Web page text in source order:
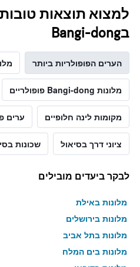
למצוא תוצאות
בBangi-dong
הערים הפופולריות ביותר
מלונות Bangi-dong פופולריים
מקומות לינה חלופיים ערים
ציוני דרך בסיאול שכונות
לבקר ביעדים מובילים
מלונות באילת
מלונות בירושלים
מלונות בתל אביב
מלונות בים המלח